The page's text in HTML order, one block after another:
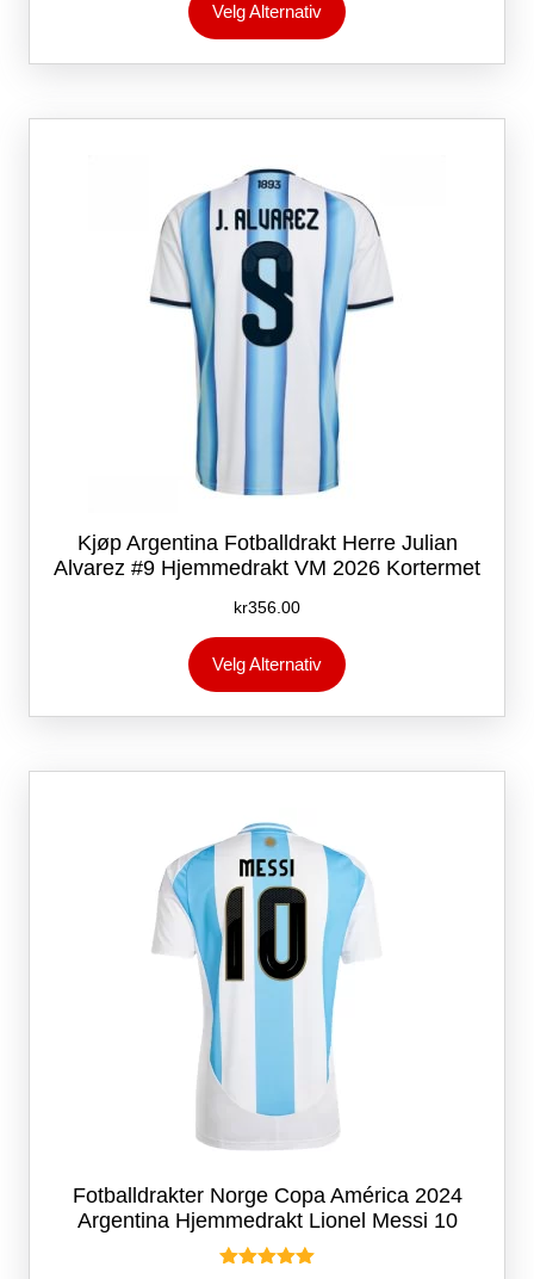
Velg Alternativ
produktet
flere
Alternativene
på
produktsiden
Kjøp Argentina Fotballdrakt Herre Julian
Alvarez #9 Hjemmedrakt VM 2026 Kortermet
kr356.00
Velg Alternativ
produktet
flere
Alternativene
på
produktsiden
Fotballdrakter Norge Copa América 2024
Argentina Hjemmedrakt Lionel Messi 10